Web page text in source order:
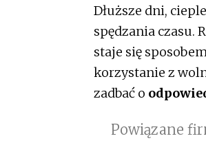
Dłuższe dni,
spędzania czasu.
staje się
korzystanie z
zadbać o
Powiązane